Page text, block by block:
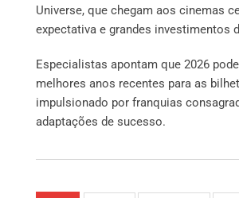
Universe, que chegam aos cinemas
expectativa e grandes investimentos
Especialistas apontam que 2026
melhores anos recentes para as
impulsionado por franquias
adaptações de sucesso.